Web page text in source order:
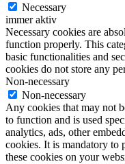
Necessary
immer aktiv
Necessary cookies are
function properly. This
basic functionalities and
cookies do not store any
Non-necessary
Non-necessary
Any cookies that may not
to function and is used
analytics, ads, other
cookies. It is mandatory to
these cookies on your